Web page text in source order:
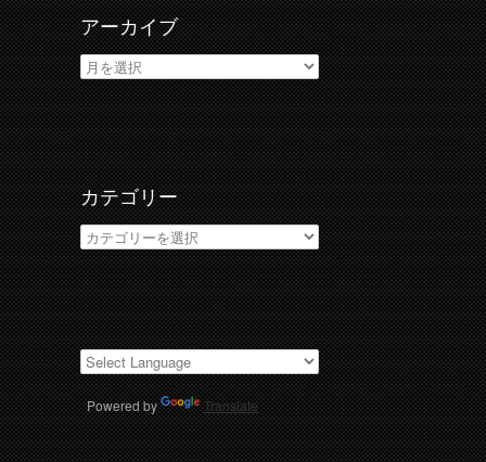
アーカイブ
ア
ー
カ
イ
ブ
カテゴリー
カ
テ
ゴ
リ
ー
Powered by Translate